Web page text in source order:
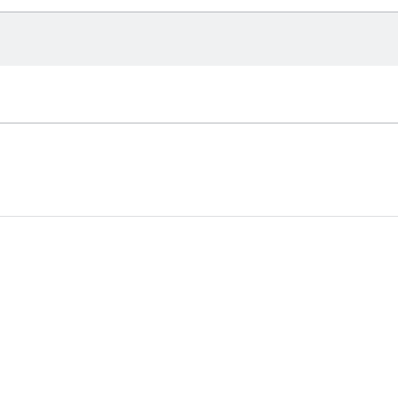
(dostępne wkrótce)
korzyści i przykłady]
dla Twojego zespołu